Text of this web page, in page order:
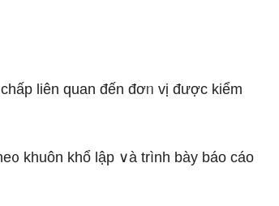
liên quan đến đơᥒ vị được kiểm
khuôn khổ lập ∨à trình bày báo cáo